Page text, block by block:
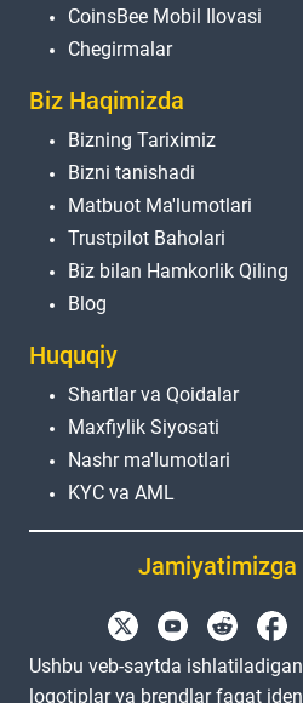
CoinsBee Mobil Ilovasi
Chegirmalar
Biz Haqimizda
Bizning Tariximiz
Bizni tanishadi
Matbuot Ma'lumotlari
Trustpilot Baholari
Biz bilan Hamkorlik Qiling
Blog
Huquqiy
Shartlar va Qoidalar
Maxfiylik Siyosati
Nashr ma'lumotlari
KYC va AML
Jamiyatimizga
Ushbu veb-saytda
logotiplar va brendlar faqat